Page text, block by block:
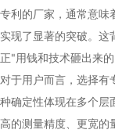
专利的厂家，通常意味
实现了显著的突破。这
正"用钱和技术砸出来的
对于用户而言，选择有
种确定性体现在多个层
高的测量精度、更宽的